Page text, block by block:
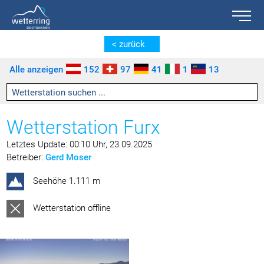
Zum Inhalt springen [AK + 0]
Zum linken senkrechten Seitenmenü springen [AK + 1]
Zum rechten senkrechten Seitenmenü springen [AK + 2]
Zu den Inhalten im Fußbereich springen [AK + 3]
Toggle
< zurück
Alle anzeigen 152 97 41 1 13
Wetterstation Furx
Letztes Update: 00:10 Uhr, 23.09.2025
Betreiber: Gerd Moser
Seehöhe 1.111 m
Wetterstation offline